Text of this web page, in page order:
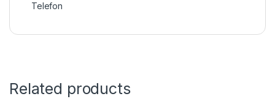
Telefon
Related products